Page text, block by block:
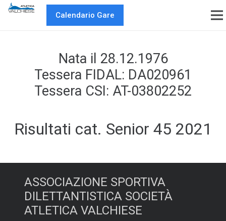
Calendario Gare
Nata il 28.12.1976
Tessera FIDAL: DA020961
Tessera CSI: AT-03802252
Risultati cat. Senior 45 2021
ASSOCIAZIONE SPORTIVA
DILETTANTISTICA SOCIETÀ
ATLETICA VALCHIESE